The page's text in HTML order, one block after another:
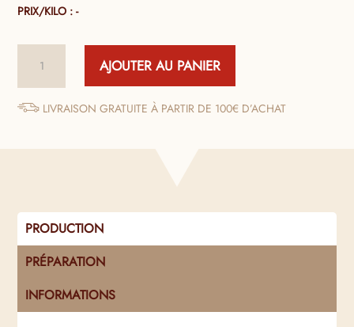
PRIX/KILO : -
Rillettes
de
AJOUTER AU PANIER
LIVRAISON GRATUITE À PARTIR DE 100€ D’ACHAT
PRODUCTION
PRÉPARATION
INFORMATIONS